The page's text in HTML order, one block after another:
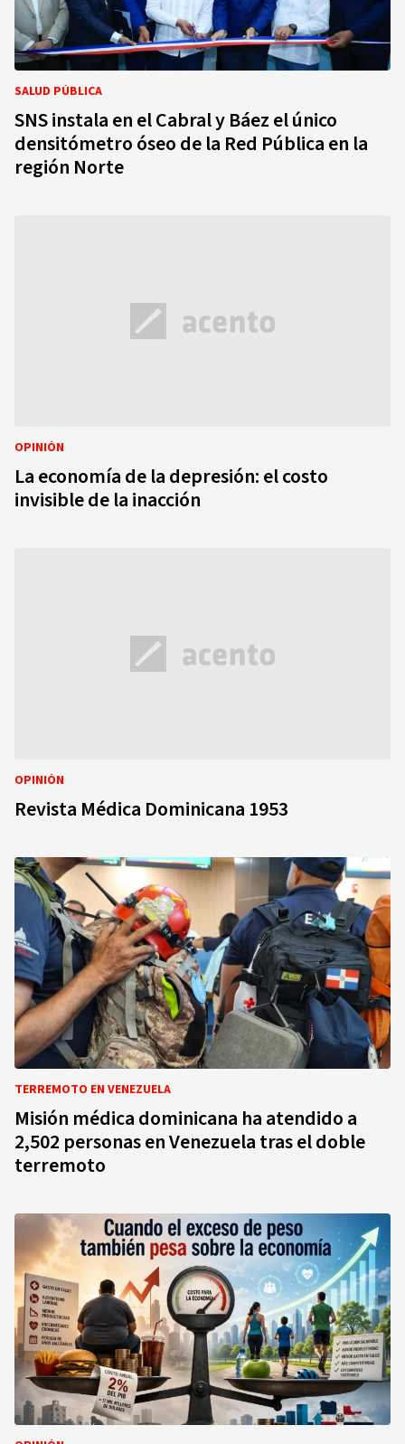
SALUD PÚBLICA
SNS instala en el Cabral y Báez el único
densitómetro óseo de la Red Pública en la
región Norte
OPINIÓN
La economía de la depresión: el costo
invisible de la inacción
OPINIÓN
Revista Médica Dominicana 1953
TERREMOTO EN VENEZUELA
Misión médica dominicana ha atendido a
2,502 personas en Venezuela tras el doble
terremoto